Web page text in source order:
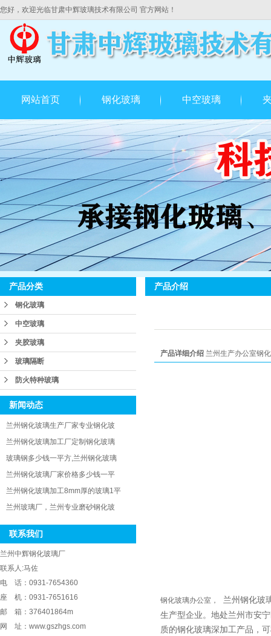
您好，欢迎光临甘肃中辉玻璃技术有限公司 官方网站！
网站首页 钢化玻璃 中空玻璃
产品分类
钢化玻璃
中空玻璃
夹胶玻璃
玻璃隔断
防火特种玻璃
新闻动态
兰州钢化玻璃生产厂家专业钢化玻
兰州钢化玻璃加工厂定制钢化玻璃
玻璃钢多少钱一平方,兰州钢化玻璃
兰州钢化玻璃厂家价格多少钱一平
兰州钢化玻璃加工8mm厚的玻璃1平
兰州玻璃厂，兰州专业磨砂钢化玻
联系我们
兰州中辉钢化玻璃厂
联系人:马佐
电 话：0931-7654360
座 机：0931-7651616
邮 箱：376401864m
网 址：www.gszhgs.com
产品介绍
产品详细介绍 兰州生产办公室钢
钢化玻璃办公室，
兰州钢化玻
生产型企业。地处兰州市安
质的钢化玻璃深加工产品，